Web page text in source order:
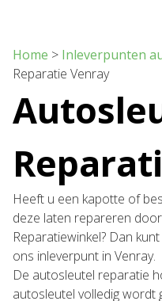
Home > Inleverpunten
Reparatie Venray
Heeft u een kapotte of
deze laten repareren
Reparatiewinkel? Dan
ons inleverpunt in Venray.
De autosleutel reparatie
autosleutel volledig wordt